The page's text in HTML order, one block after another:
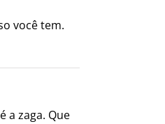
você tem.
a zaga. Que